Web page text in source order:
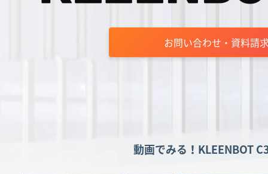
お問い合わせ・資料請
動画でみる！KLEENBOT